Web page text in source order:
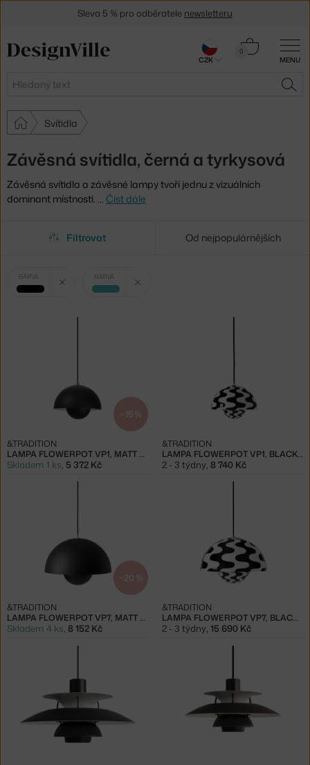
MENU
Hledat
0
Košík
Svítidla
Závěsná svítidla, černá a tyrkysová
Závěsná svítidla a závěsné lampy tvoří jednu z vizuálních
dominant místnosti. … Číst dále
Filtrovat Od nejpopulárnějších
Vybrané
filtry:
BARVA
černá
BARVA
tyrkysová
−15 %
LAMPA FLOWERPOT VP1, MATT BLACK
&TRADITION
Skladem 1 ks 5 372 Kč
LAMPA FLOWERPOT VP1, BLACK/WHITE
&TRADITION
2 - 3 týdny 8 740 Kč
−20 %
LAMPA FLOWERPOT VP7, MATT BLACK
&TRADITION
Skladem 4 ks, 8 152 Kč
LAMPA FLOWERPOT VP7, BLACK/WHITE
&TRADITION
2 - 3 týdny, 15 690 Kč
Sleva 5 % pro odběratele newsletteru
CZK